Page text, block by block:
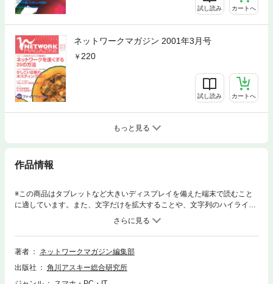
試し読み カートへ
ネットワークマガジン 2001年3月号
220
試し読み カートへ
もっと見る
作品情報
※この商品はタブレットなど大きいディスプレイを備えた端末で読むこと
に適しています。また、文字だけを拡大することや、文字列のハイライ
ト、検索、辞書の参照、引用などの機能が使用できません。（※『ネット
ワークマガジン 2003年5月号』を基に制作しています。復刻版のため誌面
に掲載されている各種情報、プレゼント企画などは出版当時のものです。
また、付録は含まれておりません。）創刊号の2000年12月号から最終号
ク情報誌『ネットワークマガジン』が電子書籍で復刻！ 2003年5月号
は、特集「ルータ設定実践ガイド」「ネットワークの基礎がわかる55問」
著者
ネットワークマガジン編集部
出版社
角川アスキー総合研究所